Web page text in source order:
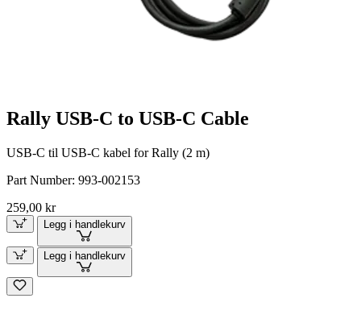
Rally USB-C to USB-C Cable
USB-C til USB-C kabel for Rally (2 m)
Part Number: 993-002153
259,00 kr
Legg i handlekurv
Legg i handlekurv